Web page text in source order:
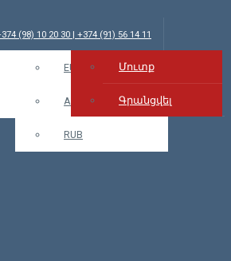
(98) 10 20 30 | +374 (91) 56 14 11
USD EUR
AMD
RUB
Մուտք Մուտք
Գրանցվել